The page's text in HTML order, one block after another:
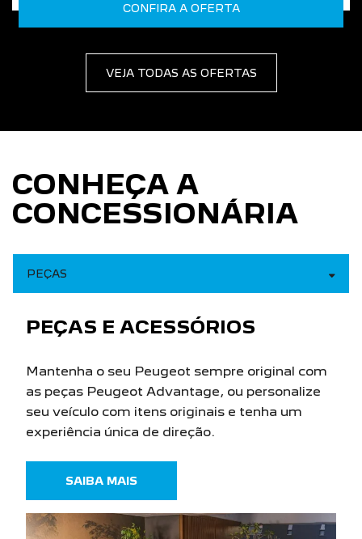
CONFIRA A OFERTA
VEJA TODAS AS OFERTAS
CONHEÇA A
CONCESSIONÁRIA
PEÇAS
PEÇAS E ACESSÓRIOS
Mantenha o seu Peugeot sempre original com
as peças Peugeot Advantage, ou personalize
seu veículo com itens originais e tenha um
experiência única de direção.
SAIBA MAIS